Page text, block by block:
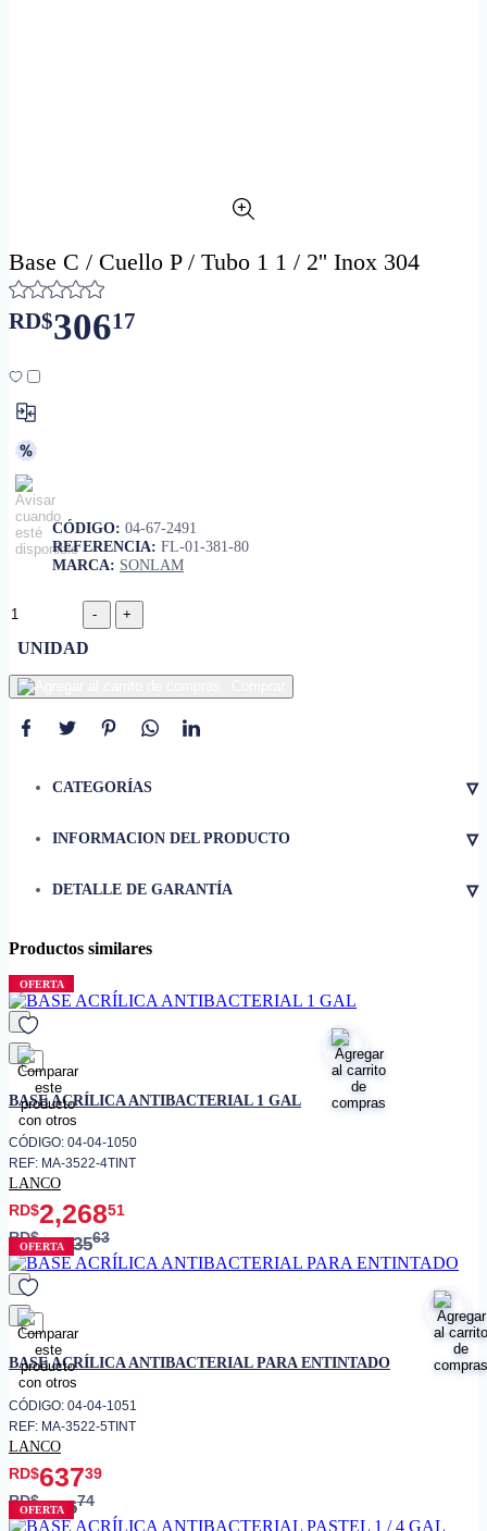
Base C / Cuello P / Tubo 1 1 / 2'' Inox 304
RD$30617
CÓDIGO: 04-67-2491
REFERENCIA: FL-01-381-80
MARCA: SONLAM
UNIDAD
CATEGORÍAS ▿
INFORMACION DEL PRODUCTO ▿
• Para tubo
DETALLE DE GARANTÍA ▿
Productos similares
OFERTA
favorito
BASE ACRÍLICA ANTIBACTERIAL 1 GAL
CÓDIGO: 04-04-1050
REF: MA-3522-4TINT
LANCO
RD$2,26851
RD$2,83563
OFERTA
favorito
BASE ACRÍLICA ANTIBACTERIAL PARA ENTINTADO
CÓDIGO: 04-04-1051
REF: MA-3522-5TINT
LANCO
RD$63739
RD$79674
OFERTA